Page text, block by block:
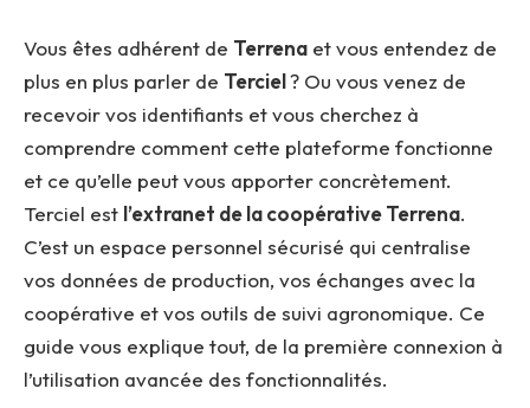
Vous êtes adhérent de Terrena et vous entendez de
plus en plus parler de Terciel? Ou vous venez de
recevoir vos identifiants et vous cherchez à
comprendre comment cette plateforme fonctionne
et ce qu’elle peut vous apporter concrètement.
Terciel est l’extranet de la coopérative Terrena.
C’est un espace personnel sécurisé qui centralise
vos données de production, vos échanges avec la
coopérative et vos outils de suivi agronomique. Ce
guide vous explique tout, de la première connexion à
l’utilisation avancée des fonctionnalités.